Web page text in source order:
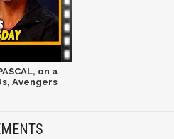
on a
Avengers